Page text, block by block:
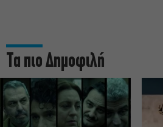
Τα πιο Δημοφιλή